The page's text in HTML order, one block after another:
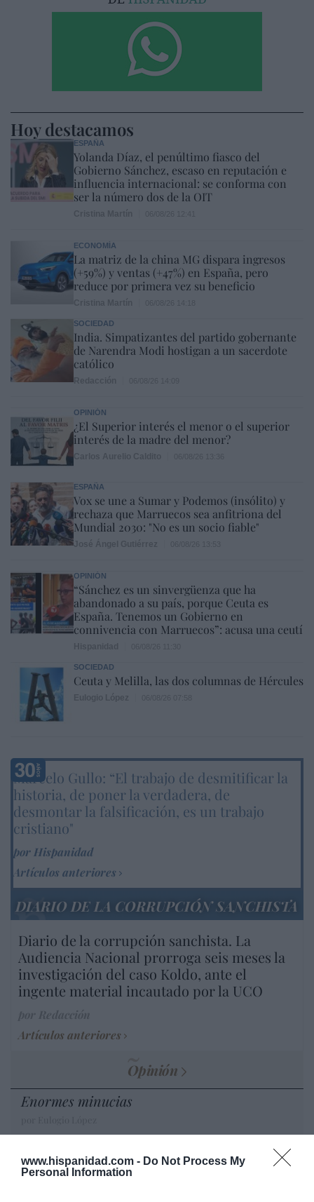
www.hispanidad.com - Do Not Process My
Personal Information
Hoy destacamos
ESPAÑA
Yolanda Díaz, el penúltimo fiasco del
Gobierno Sánchez, escaso en reputación e
influencia internacional: se conforma con
ser la número dos de la OIT
ECONOMÍA
La matriz de la china MG dispara ingresos
(+59%) y ventas (+47%) en España, pero
reduce por primera vez su beneficio
SOCIEDAD
India. Simpatizantes del partido gobernante
de Narendra Modi hostigan a un sacerdote
católico
OPINIÓN
¿El Superior interés el menor o el superior
interés de la madre del menor?
ESPAÑA
Vox se une a Sumar y Podemos (insólito) y
rechaza que Marruecos sea anfitriona del
Mundial 2030: "No es un socio fiable"
OPINIÓN
“Sánchez es un sinvergüenza que ha
abandonado a su país, porque Ceuta es
España. Tenemos un Gobierno en
connivencia con Marruecos”: acusa una ceutí
SOCIEDAD
Ceuta y Melilla, las dos columnas de Hércules
Marcelo Gullo: “El trabajo de desmitificar la
historia, de poner la verdadera, de
desmontar la falsificación, es un trabajo
cristiano"
por Hispanidad
Artículos anteriores
DIARIO DE LA CORRUPCIÓN SANCHISTA
Diario de la corrupción sanchista. La
Audiencia Nacional prorroga seis meses la
investigación del caso Koldo, ante el
ingente material incautado por la UCO
Artículos anteriores
Opinión
Enormes minucias